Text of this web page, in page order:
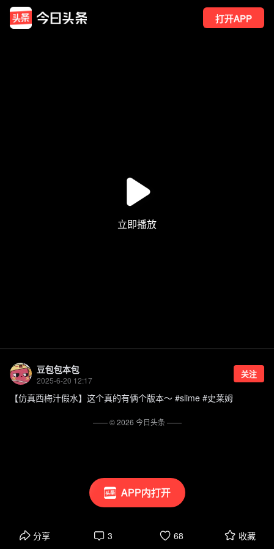
打开APP
APP内打开
豆包包本包
2025-6-20 12:17
关注
【仿真西梅汁假水】这个真的有俩个版本～ #slime #史莱姆
分享 3 68 收藏
—— ©2026 今日头条——